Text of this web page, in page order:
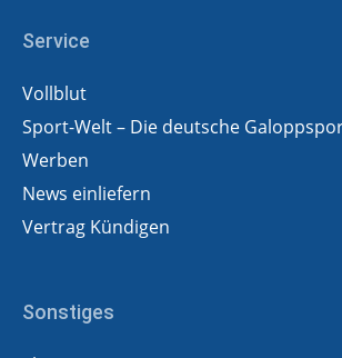
Service
Vollblut
Sport-Welt – Die deutsche
Werben
News einliefern
Vertrag Kündigen
Sonstiges